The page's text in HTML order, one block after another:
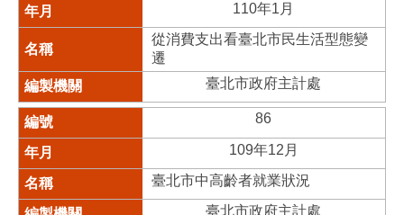
110年1月
從消費支出看臺北市民生活型態變
遷
臺北市政府主計處
86
109年12月
臺北市中高齡者就業狀況
臺北市政府主計處